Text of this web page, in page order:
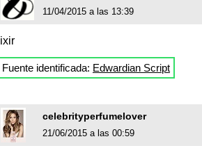
11/04/2015 a las 13:39
lixir
Fuente identificada: Edwardian Script
celebrityperfumelover
21/06/2015 a las 00:59